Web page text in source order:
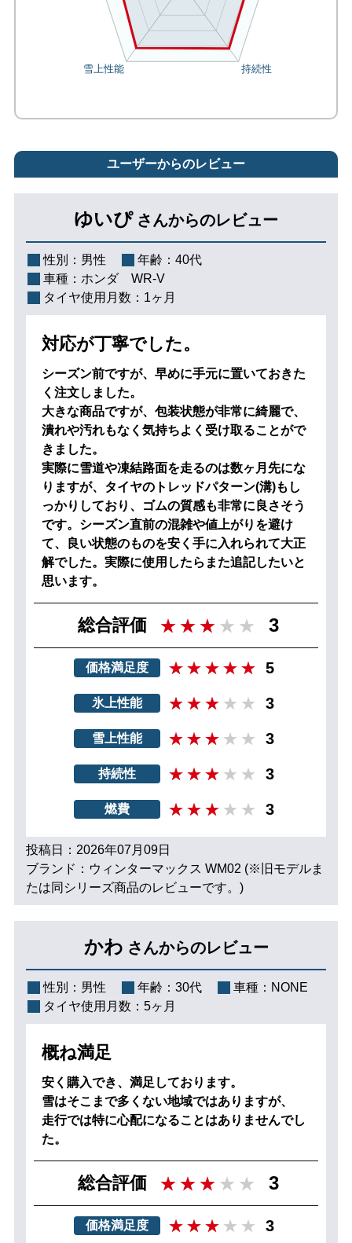
ユーザーからのレビュー
ゆいぴ さんからのレビュー
性別： 男性 年齢： 40代
車種： ホンダ WR-V
タイヤ使用月数： 1ヶ月
対応が丁寧でした。
シーズン前ですが、早めに手元に置いておきた
く注文しました。
大きな商品ですが、包装状態が非常に綺麗で、
潰れや汚れもなく気持ちよく受け取ることがで
きました。
実際に雪道や凍結路面を走るのは数ヶ月先にな
りますが、タイヤのトレッドパターン(溝)もし
っかりしており、ゴムの質感も非常に良さそう
です。シーズン直前の混雑や値上がりを避け
て、良い状態のものを安く手に入れられて大正
解でした。実際に使用したらまた追記したいと
思います。
総合評価 3
価格満足度 5
氷上性能 3
雪上性能 3
持続性 3
燃費 3
投稿日：2026年07月09日
ブランド：ウィンターマックス WM02 (※旧モデルま
たは同シリーズ商品のレビューです。)
かわ さんからのレビュー
性別： 男性 年齢： 30代 車種： NONE
タイヤ使用月数： 5ヶ月
概ね満足
安く購入でき、満足しております。
雪はそこまで多くない地域ではありますが、
走行では特に心配になることはありませんでし
た。
総合評価 3
価格満足度 3